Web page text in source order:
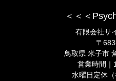
＜＜＜
有限会社サ
〒
鳥取県 米子市
営業時間｜
水曜日定休（